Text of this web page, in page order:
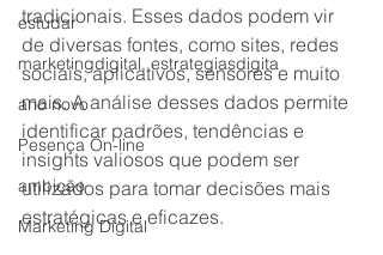
estudar
marketingdigital, estrategiasdigita
ano novo
Pesença On-line
ambição
Marketing Digital
tradicionais. Esses dados podem vir
de diversas fontes, como sites, redes
sociais, aplicativos, sensores e muito
mais. A análise desses dados permite
identificar padrões, tendências e
insights valiosos que podem ser
utilizados para tomar decisões mais
estratégicas e eficazes.